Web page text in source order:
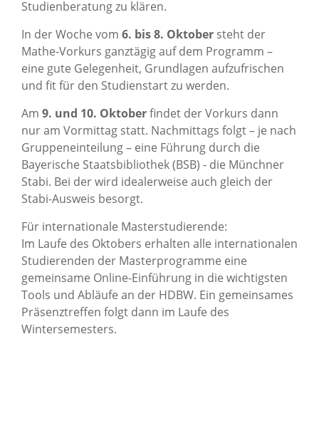
Studienberatung zu klären.
In der Woche vom 6. bis 8. Oktober steht der
Mathe-Vorkurs ganztägig auf dem Programm –
eine gute Gelegenheit, Grundlagen aufzufrischen
und fit für den Studienstart zu werden.
Am 9. und 10. Oktoberfindet der Vorkurs dann
nur am Vormittag statt. Nachmittags folgt – je nach
Gruppeneinteilung – eine Führung durch die
Bayerische Staatsbibliothek (BSB) - die Münchner
Stabi. Bei der wird idealerweise auch gleich der
Stabi-Ausweis besorgt.
Für internationale Masterstudierende:
Im Laufe des Oktobers erhalten alle internationalen
Studierenden der Masterprogramme eine
gemeinsame Online-Einführung in die wichtigsten
Tools und Abläufe an der HDBW. Ein gemeinsames
Präsenztreffen folgt dann im Laufe des
Wintersemesters.